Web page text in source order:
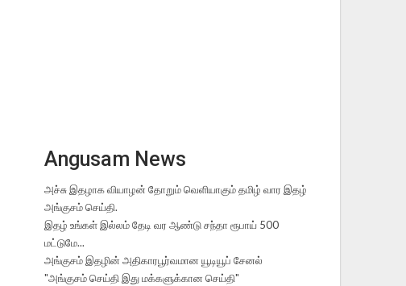
Angusam News
அச்சு இதழாக வியாழன் தோறும் வெளியாகும் தமிழ் வார இதழ்
அங்குசம் செய்தி.
இதழ் உங்கள் இல்லம் தேடி வர ஆண்டு சந்தா ரூபாய் 500
மட்டுமே...
அங்குசம் இதழின் அதிகாரபூர்வமான யூடியூப் சேனல்
"அங்குசம் செய்தி இது மக்களுக்கான செய்தி"